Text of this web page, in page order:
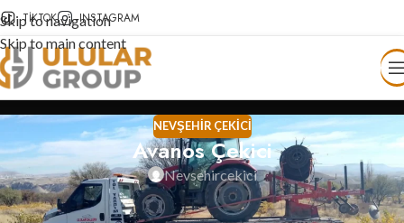
Skip to navigation
Skip to main content
TIKTOK INSTAGRAM
NEVŞEHIR ÇEKICI
Avanos Çekici
Nevsehircekici
Avanos Çekici